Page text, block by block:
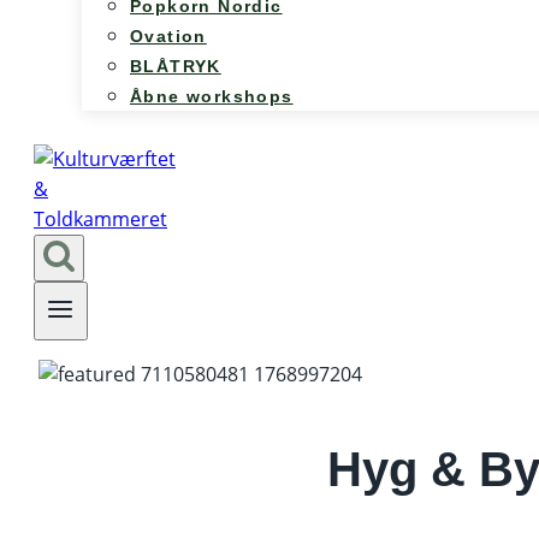
Popkorn Nordic
Ovation
BLÅTRYK
Åbne workshops
Hyg &